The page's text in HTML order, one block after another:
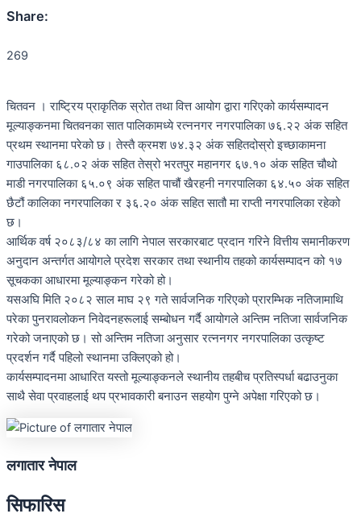
Share:
269
चितवन । राष्ट्रिय प्राकृतिक स्रोत तथा वित्त आयोग द्वारा गरिएको कार्यसम्पादन
मूल्याङ्कनमा चितवनका सात पालिकामध्ये रत्ननगर नगरपालिका ७६.२२ अंक सहित
प्रथम स्थानमा परेको छ। तेस्तै क्रमश ७४.३२ अंक सहितदोस्रो इच्छाकामना
गाउपालिका ६८.०२ अंक सहित तेस्रो भरतपुर महानगर ६७.१० अंक सहित चौथो
माडी नगरपालिका ६५.०९ अंक सहित पाचौं खैरहनी नगरपालिका ६४.५० अंक सहित
छैटौं कालिका नगरपालिका र ३६.२० अंक सहित सातौ मा राप्ती नगरपालिका रहेको
छ।
आर्थिक वर्ष २०८३/८४ का लागि नेपाल सरकारबाट प्रदान गरिने वित्तीय समानीकरण
अनुदान अन्तर्गत आयोगले प्रदेश सरकार तथा स्थानीय तहको कार्यसम्पादन को १७
सूचकका आधारमा मूल्याङ्कन गरेको हो।
यसअघि मिति २०८२ साल माघ २९ गते सार्वजनिक गरिएको प्रारम्भिक नतिजामाथि
परेका पुनरावलोकन निवेदनहरूलाई सम्बोधन गर्दै आयोगले अन्तिम नतिजा सार्वजनिक
गरेको जनाएको छ। सो अन्तिम नतिजा अनुसार रत्ननगर नगरपालिका उत्कृष्ट
प्रदर्शन गर्दै पहिलो स्थानमा उक्लिएको हो।
कार्यसम्पादनमा आधारित यस्तो मूल्याङ्कनले स्थानीय तहबीच प्रतिस्पर्धा बढाउनुका
साथै सेवा प्रवाहलाई थप प्रभावकारी बनाउन सहयोग पुग्ने अपेक्षा गरिएको छ।
लगातार नेपाल
सिफारिस